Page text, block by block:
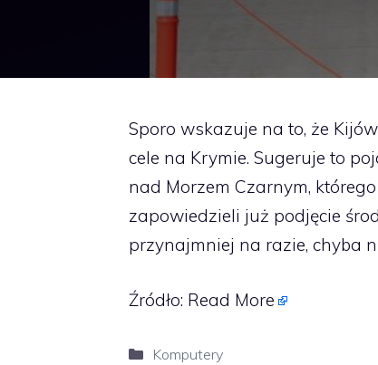
Sporo wskazuje na to, że
cele na Krymie. Sugeruje to
nad Morzem Czarnym,
zapowiedzieli już podjęcie
przynajmniej na razie, chyba
Źródło: Read More
Kategorie
Komputery